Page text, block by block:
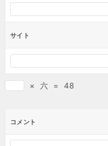
サイト
× 六 = 48
コメント